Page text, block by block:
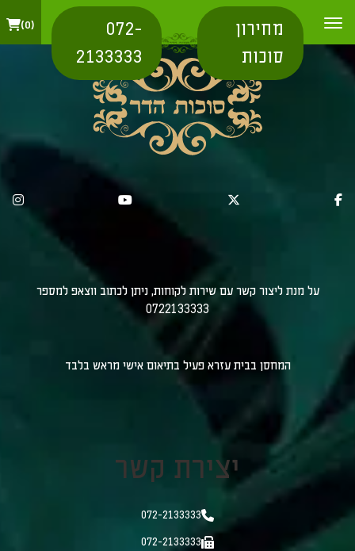
מחירון
סוכות
072-
2133333
0
על מנת ליצור קשר עם שירות לקוחות, ניתן לכתוב ווצאפ למספר
0722133333
המחסן בבית עזרא פעיל בתיאום אישי מראש בלבד
יצירת קשר
072-2133333
072-2133333